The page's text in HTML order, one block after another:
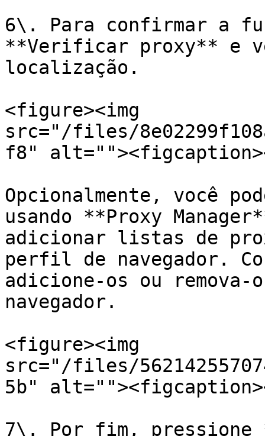
6\. Para confirmar a
**Verificar proxy** e
localização.
<figure><img
src="/files/
f8"
Opcionalmente, você
usando **Proxy
adicionar listas de
perfil de navegador.
adicione-os ou
navegador.
<figure><img
src="/files/
5b"
7\. Por fim, pressione